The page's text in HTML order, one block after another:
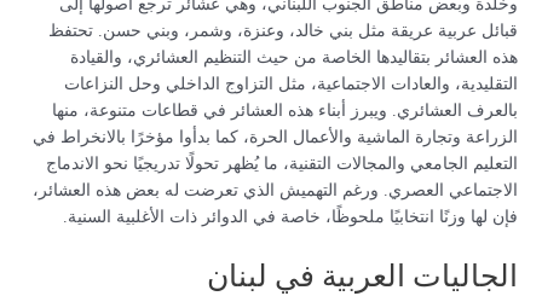
وخلدة وبعض مناطق الجنوب اللبناني، وهي عشائر ترجع أصولها إلى
قبائل عربية عريقة مثل بني خالد، وعنزة، وشمر، وبني حسن. تحتفظ
هذه العشائر بتقاليدها الخاصة من حيث التنظيم العشائري، والقيادة
التقليدية، والعادات الاجتماعية، مثل التزاوج الداخلي وحل النزاعات
بالعرف العشائري. ويبرز أبناء هذه العشائر في قطاعات متنوعة، منها
الزراعة وتجارة الماشية والأعمال الحرة، كما بدأوا مؤخرًا بالانخراط في
التعليم الجامعي والمجالات التقنية، ما يُظهر تحولًا تدريجيًا نحو الاندماج
الاجتماعي العصري. ورغم التهميش الذي تعرضت له بعض هذه العشائر،
فإن لها وزنًا انتخابيًا ملحوظًا، خاصة في الدوائر ذات الأغلبية السنية.
الجاليات العربية في لبنان